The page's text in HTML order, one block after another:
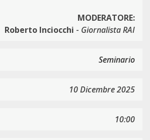
MODERATORE:
Roberto Inciocchi - Giornalista RAI
Seminario
10 Dicembre 2025
10:00